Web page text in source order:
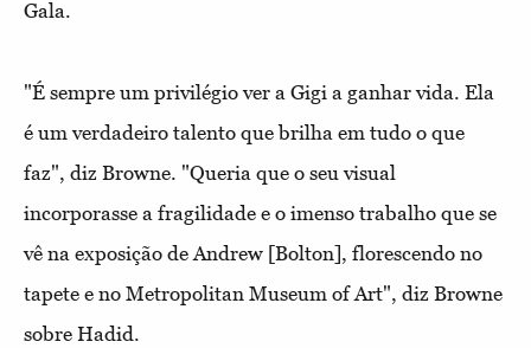
Gala.
"É sempre um privilégio ver a Gigi a ganhar vida. Ela
é um verdadeiro talento que brilha em tudo o que
faz", diz Browne. "Queria que o seu visual
incorporasse a fragilidade e o imenso trabalho que se
vê na exposição de Andrew [Bolton], florescendo no
tapete e no Metropolitan Museum of Art", diz Browne
sobre Hadid.